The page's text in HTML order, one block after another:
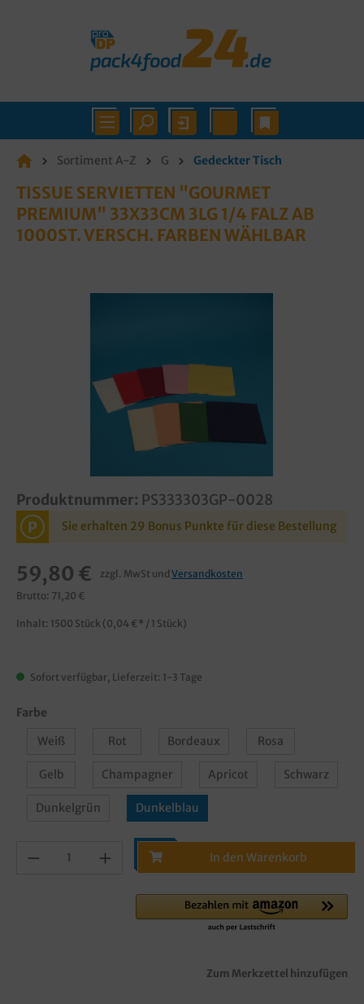
Sortiment A-Z G Gedeckter Tisch
TISSUE SERVIETTEN "GOURMET
PREMIUM" 33X33CM 3LG 1/4 FALZ AB
1000ST. VERSCH. FARBEN WÄHLBAR
Produktnummer: PS333303GP-0028
P Sie erhalten 29 Bonus Punkte für diese Bestellung
59,80 € zzgl. MwSt und Versandkosten
Brutto: 71,20 €
Inhalt: 1500 Stück (0,04 €* / 1 Stück)
Sofort verfügbar, Lieferzeit: 1-3 Tage
Farbe
Weiß
Rot Bordeaux Rosa
Gelb Champagner Apricot Schwarz
Dunkelgrün Dunkelblau
In den Warenkorb
Zum Merkzettel hinzufügen